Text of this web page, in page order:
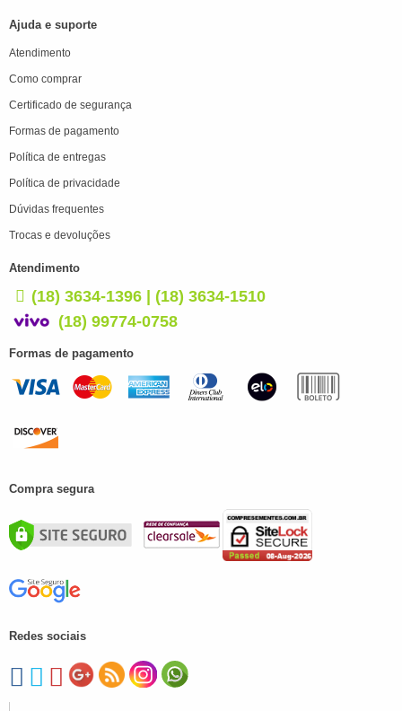
Ajuda e suporte
Atendimento
Como comprar
Certificado de segurança
Formas de pagamento
Política de entregas
Política de privacidade
Dúvidas frequentes
Trocas e devoluções
Atendimento
(18) 3634-1396 | (18) 3634-1510
(18) 99774-0758
Formas de pagamento
Compra segura
Redes sociais